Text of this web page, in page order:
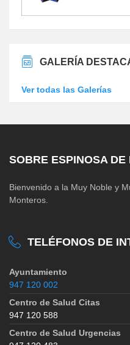
GALERÍA
Ver todas las Galerías
SOBRE ESPINOSA DE
Bienvenido a la Muy Noble y
Monteros.
TELÉFONOS DE
Ayuntamiento
947 120 002
Centro de Salud Citas
947 120 588
Centro de Salud Urgencias